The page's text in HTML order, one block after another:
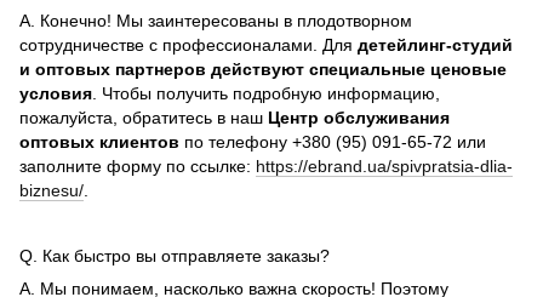
A. Конечно! Мы заинтересованы в плодотворном
сотрудничестве с профессионалами. Для детейлинг-студий
и оптовых партнеров действуют специальные ценовые
условия. Чтобы получить подробную информацию,
пожалуйста, обратитесь в наш Центр обслуживания
оптовых клиентов по телефону +380 (95) 091-65-72 или
заполните форму по ссылке: https://ebrand.ua/spivpratsia-dlia-
biznesu/.
Q. Как быстро вы отправляете заказы?
A. Мы понимаем, насколько важна скорость! Поэтому